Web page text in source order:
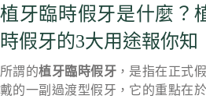
植牙臨時假牙是什麼？
時假牙的3大用途報你知
所謂的植牙臨時假牙 ，是指在正式
戴的一副過渡型假牙，它的重點在